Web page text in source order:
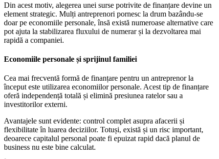
Din acest motiv, alegerea unei surse potrivite de finanțare devine un
element strategic. Mulți antreprenori pornesc la drum bazându-se
doar pe economiile personale, însă există numeroase alternative care
pot ajuta la stabilizarea fluxului de numerar și la dezvoltarea mai
rapidă a companiei.
Economiile personale și sprijinul familiei
Cea mai frecventă formă de finanțare pentru un antreprenor la
început este utilizarea economiilor personale. Acest tip de finanțare
oferă independență totală și elimină presiunea ratelor sau a
investitorilor externi.
Avantajele sunt evidente: control complet asupra afacerii și
flexibilitate în luarea deciziilor. Totuși, există și un risc important,
deoarece capitalul personal poate fi epuizat rapid dacă planul de
business nu este bine calculat.